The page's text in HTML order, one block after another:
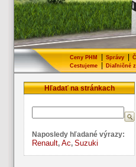
Ceny PHM Správy
Cestujeme| Diaľničné
Hľadať na stránkach
Naposledy hľadané výrazy:
Renault, Ac, Suzuki